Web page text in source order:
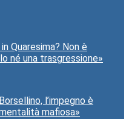
Quaresima? Non è
né una trasgressione»
l’impegno è
mafiosa»